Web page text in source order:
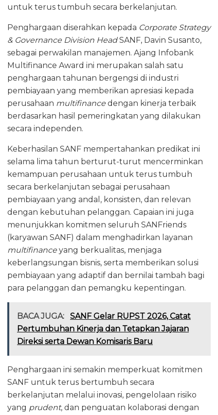
untuk terus tumbuh secara berkelanjutan.
Penghargaan diserahkan kepada Corporate Strategy
& Governance Division HeadSANF, Davin Susanto,
sebagai perwakilan manajemen. Ajang Infobank
Multifinance Award ini merupakan salah satu
penghargaan tahunan bergengsi di industri
pembiayaan yang memberikan apresiasi kepada
perusahaan multifinance dengan kinerja terbaik
berdasarkan hasil pemeringkatan yang dilakukan
secara independen.
Keberhasilan SANF mempertahankan predikat ini
selama lima tahun berturut-turut mencerminkan
kemampuan perusahaan untuk terus tumbuh
secara berkelanjutan sebagai perusahaan
pembiayaan yang andal, konsisten, dan relevan
dengan kebutuhan pelanggan. Capaian ini juga
menunjukkan komitmen seluruh SANFriends
(karyawan SANF) dalam menghadirkan layanan
multifinance yang berkualitas, menjaga
keberlangsungan bisnis, serta memberikan solusi
pembiayaan yang adaptif dan bernilai tambah bagi
para pelanggan dan pemangku kepentingan.
BACA JUGA:
SANF Gelar RUPST 2026, Catat
Pertumbuhan Kinerja dan Tetapkan Jajaran
Direksi serta Dewan Komisaris Baru
Penghargaan ini semakin memperkuat komitmen
SANF untuk terus bertumbuh secara
berkelanjutan melalui inovasi, pengelolaan risiko
yang prudent, dan penguatan kolaborasi dengan